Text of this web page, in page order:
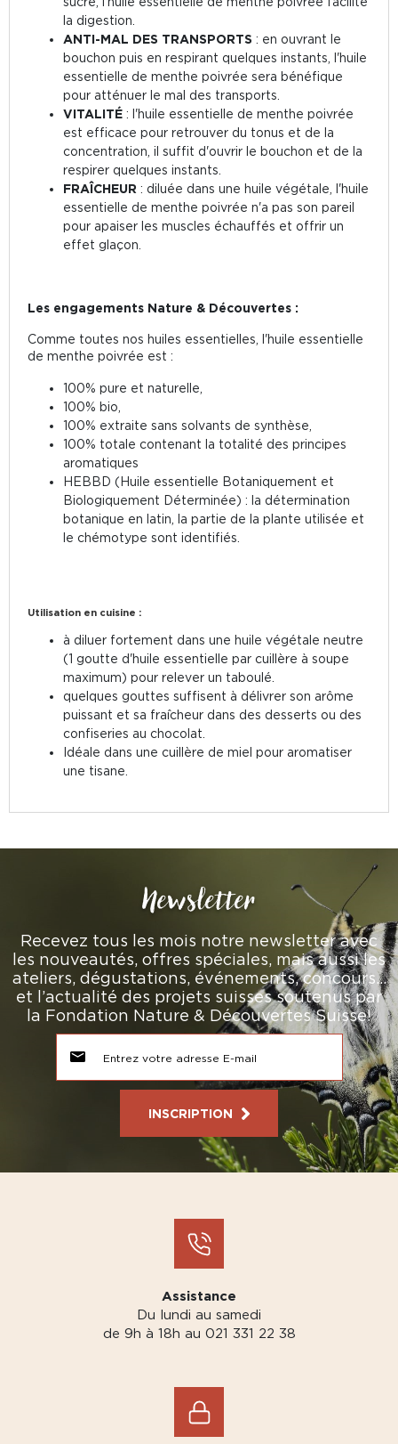
la digestion.
ANTI-MAL DES TRANSPORTS : en ouvrant le
bouchon puis en respirant quelques instants, l'huile
essentielle de menthe poivrée sera bénéfique
pour atténuer le mal des transports.
VITALITÉ : l'huile essentielle de menthe poivrée
est efficace pour retrouver du tonus et de la
concentration, il suffit d'ouvrir le bouchon et de la
respirer quelques instants.
FRAÎCHEUR : diluée dans une huile végétale, l'huile
essentielle de menthe poivrée n'a pas son pareil
pour apaiser les muscles échauffés et offrir un
effet glaçon.
Les engagements Nature & Découvertes :
Comme toutes nos huiles essentielles, l'huile essentielle
de menthe poivrée est :
100% pure et naturelle,
100% bio,
100% extraite sans solvants de synthèse,
100% totale contenant la totalité des principes
aromatiques
HEBBD (Huile essentielle Botaniquement et
Biologiquement Déterminée) : la détermination
botanique en latin, la partie de la plante utilisée et
le chémotype sont identifiés.
Utilisation en cuisine :
à diluer fortement dans une huile végétale neutre
(1 goutte d'huile essentielle par cuillère à soupe
maximum) pour relever un taboulé.
quelques gouttes suffisent à délivrer son arôme
puissant et sa fraîcheur dans des desserts ou des
confiseries au chocolat.
Idéale dans une cuillère de miel pour aromatiser
une tisane.
Newsletter
Recevez tous les mois notre newsletter avec
les nouveautés, offres spéciales, mais aussi les
ateliers, dégustations, événements, concours…
et l’actualité des projets suisses soutenus par
la Fondation Nature & Découvertes Suisse!
INSCRIPTION
Assistance
Du lundi au samedi
de 9h à 18h au 021 331 22 38